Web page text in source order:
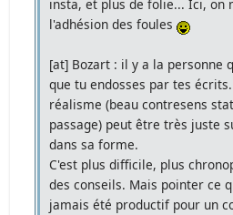
insta, et plus de folie... Ici, on
l'adhésion des foules
[at] Bozart : il y a la personne
que tu endosses par tes écrits.
réalisme (beau contresens
passage) peut être très juste
dans sa forme.
C'est plus difficile, plus
des conseils. Mais pointer ce
jamais été productif pour un